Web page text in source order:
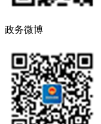
政务微博